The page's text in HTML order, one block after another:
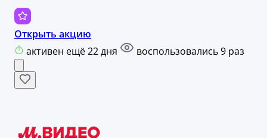
Открыть акцию
активен ещё 22 дня
воспользовались 9 раз